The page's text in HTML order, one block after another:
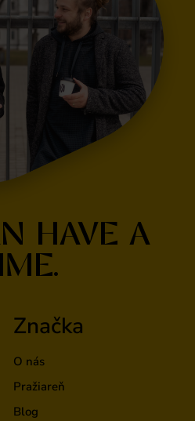
HAVE A
Značka
O nás
Pražiareň
Blog